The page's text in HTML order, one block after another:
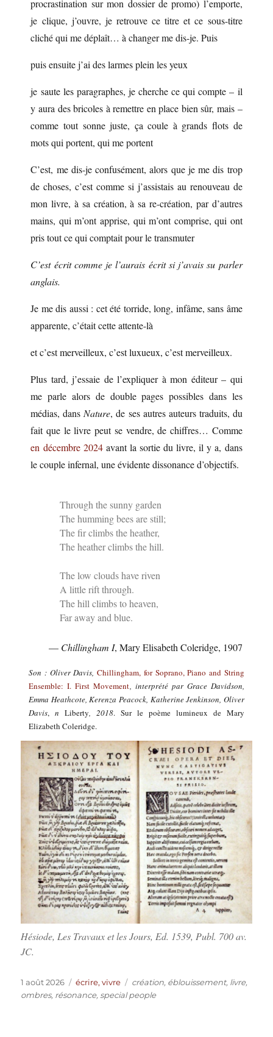
procrastination sur mon dossier de promo) l’emporte,
je clique, j’ouvre, je retrouve ce titre et ce sous-titre
cliché qui me déplaît… à changer me dis-je. Puis
puis ensuite j’ai des larmes plein les yeux
je saute les paragraphes, je cherche ce qui compte – il
y aura des bricoles à remettre en place bien sûr, mais –
comme tout sonne juste, ça coule à grands flots de
mots qui portent, qui me portent
C’est, me dis-je confusément, alors que je me dis trop
de choses, c’est comme si j’assistais au renouveau de
mon livre, à sa création, à sa re-création, par d’autres
mains, qui m’ont apprise, qui m’ont comprise, qui ont
pris tout ce qui comptait pour le transmuter
C’est écrit comme je l’aurais écrit si j’avais su parler
anglais.
Je me dis aussi : cet été torride, long, infâme, sans âme
apparente, c’était cette attente-là
et c’est merveilleux, c’est luxueux, c’est merveilleux.
Plus tard, j’essaie de l’expliquer à mon éditeur – qui
me parle alors de double pages possibles dans les
médias, dans Nature, de ses autres auteurs traduits, du
fait que le livre peut se vendre, de chiffres… Comme
en décembre 2024avant la sortie du livre, il y a, dans
le couple infernal, une évidente dissonance d’objectifs.
Through the sunny garden
The humming bees are still;
The fir climbs the heather,
The heather climbs the hill.
The low clouds have riven
A little rift through.
The hill climbs to heaven,
Far away and blue.
— Chillingham I, Mary Elisabeth Coleridge, 1907
Son : Oliver Davis,Chillingham, for Soprano, Piano and String
Ensemble: I. First Movement , interprété par Grace Davidson,
Emma Heathcote, Kerenza Peacock, Katherine Jenkinson, Oliver
Davis,nLiberty , 2018. Sur le poème lumineux de Mary
Elizabeth Coleridge.
Hésiode, Les Travaux et les Jours, Ed. 1539, Publ. 700 av.
JC.
Publié
le
1 août 2026 Catégories
écrire, vivre Étiquettes
création, éblouissement, livre,
ombres, résonance,special people